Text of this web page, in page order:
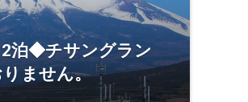
泊◆チサングラン
ません。